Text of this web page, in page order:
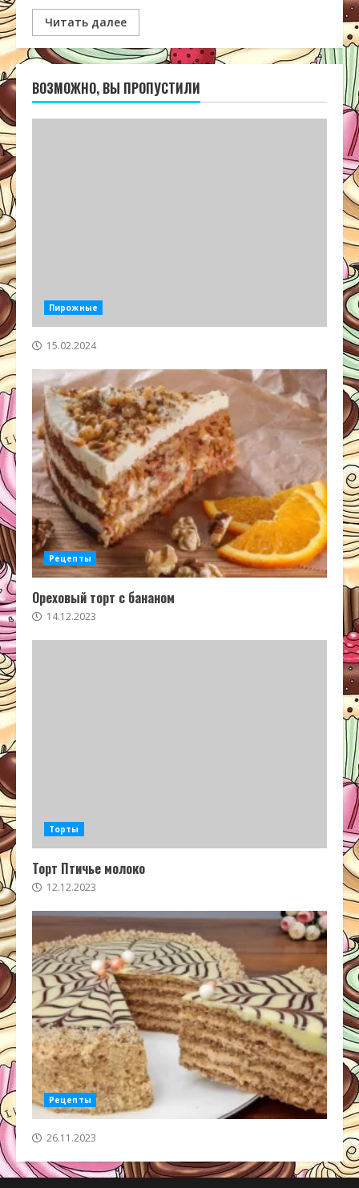
Читать далее
ВОЗМОЖНО, ВЫ ПРОПУСТИЛИ
Пирожные
15.02.2024
Рецепты
Ореховый торт с бананом
14.12.2023
Торты
Торт Птичье молоко
12.12.2023
Рецепты
26.11.2023